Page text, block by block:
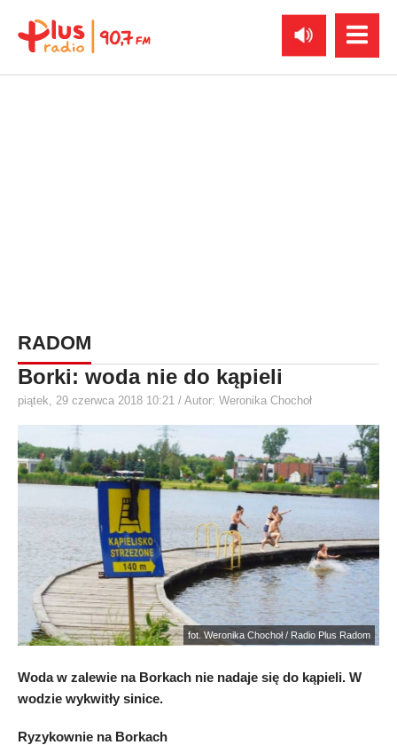
RADOM
Borki: woda nie do kąpieli
piątek, 29 czerwca 2018 10:21 / Autor: Weronika Chochoł
fot. Weronika Chochoł / Radio Plus Radom
Woda w zalewie na Borkach nie nadaje się do kąpieli. W
wodzie wykwitły sinice.
Ryzykownie na Borkach